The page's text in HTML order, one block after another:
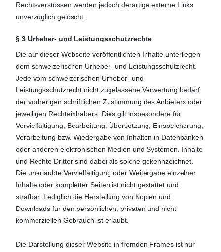
Rechtsverstössen werden jedoch derartige externe Links
unverzüglich gelöscht.
§ 3 Urheber- und Leistungsschutzrechte
Die auf dieser Webseite veröffentlichten Inhalte unterliegen
dem schweizerischen Urheber- und Leistungsschutzrecht.
Jede vom schweizerischen Urheber- und
Leistungsschutzrecht nicht zugelassene Verwertung bedarf
der vorherigen schriftlichen Zustimmung des Anbieters oder
jeweiligen Rechteinhabers. Dies gilt insbesondere für
Vervielfältigung, Bearbeitung, Übersetzung, Einspeicherung,
Verarbeitung bzw. Wiedergabe von Inhalten in Datenbanken
oder anderen elektronischen Medien und Systemen. Inhalte
und Rechte Dritter sind dabei als solche gekennzeichnet.
Die unerlaubte Vervielfältigung oder Weitergabe einzelner
Inhalte oder kompletter Seiten ist nicht gestattet und
strafbar. Lediglich die Herstellung von Kopien und
Downloads für den persönlichen, privaten und nicht
kommerziellen Gebrauch ist erlaubt.
Die Darstellung dieser Website in fremden Frames ist nur